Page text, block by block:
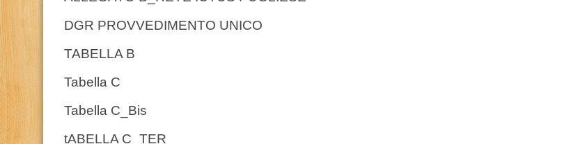
DGR PROVVEDIMENTO UNICO
TABELLA B
Tabella C
Tabella C_Bis
tABELLA C_TER